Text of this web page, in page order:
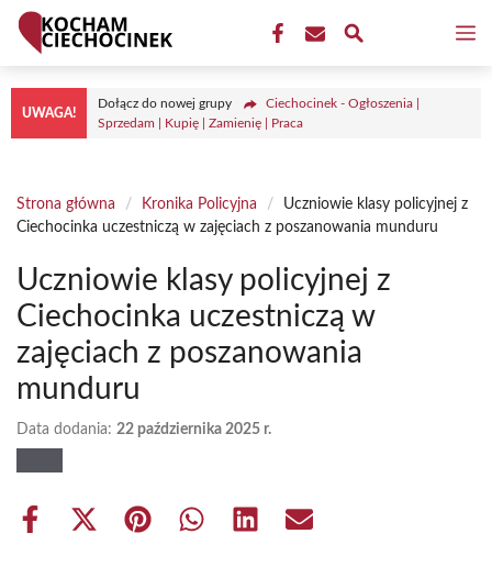
Przejdź
treści
UWAGA!
Dołącz do nowej grupy
Ciechocinek - Ogłoszenia |
Sprzedam | Kupię | Zamienię | Praca
Strona główna / Kronika Policyjna /
Uczniowie klasy policyjnej z
Ciechocinka uczestniczą w zajęciach z poszanowania munduru
Uczniowie klasy policyjnej z
Ciechocinka uczestniczą w
zajęciach z poszanowania
munduru
Data dodania: 22 października 2025 r.
Share
Share Share Share Share Share